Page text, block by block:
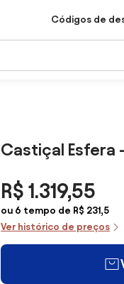
Códigos de
Castiçal Esfera
R$ 1.319,55
ou 6 tempo de R$ 231,5
Ver histórico de preços